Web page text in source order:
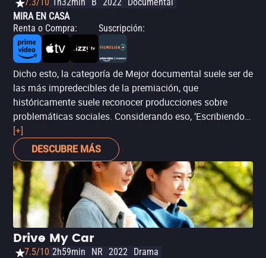
MIRA EN CASA
Renta o Compra: Suscripción:
Dicho esto, la categoría de Mejor documental suele ser de
las más impredecibles de la premiación, que
históricamente suele reconocer producciones sobre
problemáticas sociales. Considerando eso, ‘Escribiendo
con fuego’ es una alternativa que podría tener
posibilidades, al cumplir con el perfil: se trata de un
documental que sigue a un grupo de mujeres de la casta
dalit –la más baja y castigada del sistema de castas de
la India–, que plantan cara a una sociedad machista
ejerciendo periodismo independiente y manteniendo un
periódico crucial para su comunidad.
[+]
DESCUBRE MÁS
Drive My Car
7.5/10 2h59min NR 2022 Drama